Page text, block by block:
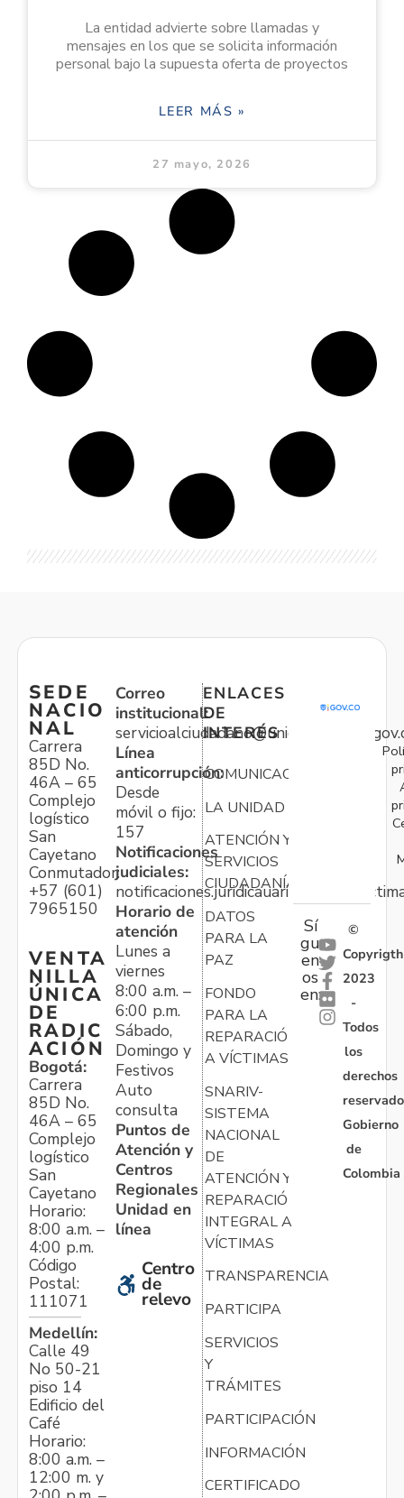
La entidad advierte sobre llamadas y
mensajes en los que se solicita información
personal bajo la supuesta oferta de proyectos
LEER MÁS »
27 mayo, 2026
SEDE
NACIO
NAL
Carrera
85D No.
46A – 65
Complejo
logístico
San
Cayetano
Conmutador:
+57 (601)
7965150
VENTA
NILLA
ÚNICA
DE
RADIC
ACIÓN
Bogotá:
Carrera
85D No.
46A – 65
Complejo
logístico
San
Cayetano
Horario:
8:00 a.m. –
4:00 p.m.
Código
Postal:
111071
Medellín:
Calle 49
No 50-21
piso 14
Edificio del
Café
Horario:
8:00 a.m. –
12:00 m. y
Correo
institucional:
Línea
anticorrupción:
Desde
móvil o fijo:
157
Notificaciones
judiciales:
Horario de
atención
Lunes a
viernes
8:00 a.m. –
6:00 p.m.
Sábado,
Domingo y
Festivos
Auto
consulta
Puntos de
Atención y
Centros
Regionales
Unidad en
línea
Centro
de
relevo
ENLACES
DE
INTERÉS
COMUNICACIONES
LA UNIDAD
ATENCIÓN Y
SERVICIOS
CIUDADANÍA
DATOS
PARA LA
PAZ
FONDO
PARA LA
REPARACIÓN
A VÍCTIMAS
SNARIV-
SISTEMA
NACIONAL
DE
ATENCIÓN Y
REPARACIÓN
INTEGRAL A
VÍCTIMAS
TRANSPARENCIA
PARTICIPA
SERVICIOS
Y
TRÁMITES
PARTICIPACIÓN
INFORMACIÓN
CERTIFICADO
Sí
gu
en
os
en:
©
Copyrigth
2023
-
Todos
los
derechos
Gobierno
de
Colombia